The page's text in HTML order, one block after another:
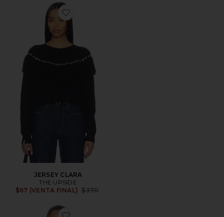
Favorite JERSEY CLARA
JERSEY CLARA
THE UPSIDE
$67 (VENTA FINAL)
Previous price:
$370